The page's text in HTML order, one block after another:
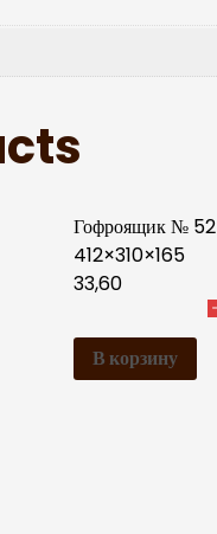
Гофроящик № 52
412×310×165
33,60
В корзину